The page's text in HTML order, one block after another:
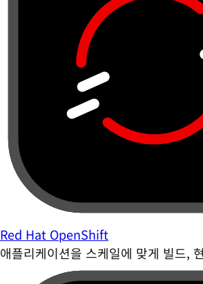
Red Hat OpenShift
애플리케이션을 스케일에 맞게 빌드,